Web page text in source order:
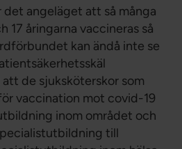
angeläget att så många
17 åringarna vaccineras så
kan ändå inte se
de sjuksköterskor som
vaccination mot covid-19
inom området och
till